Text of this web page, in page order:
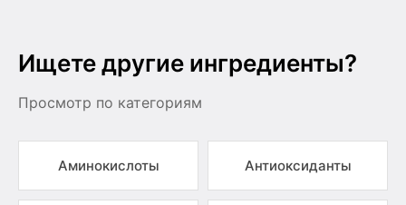
Ищете другие ингредиенты?
Просмотр по категориям
Аминокислоты Антиоксиданты